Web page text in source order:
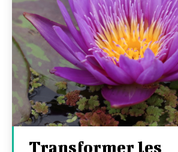
Transformer les